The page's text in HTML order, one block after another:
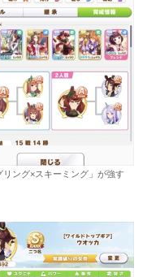
ング×スキーミング」が強す